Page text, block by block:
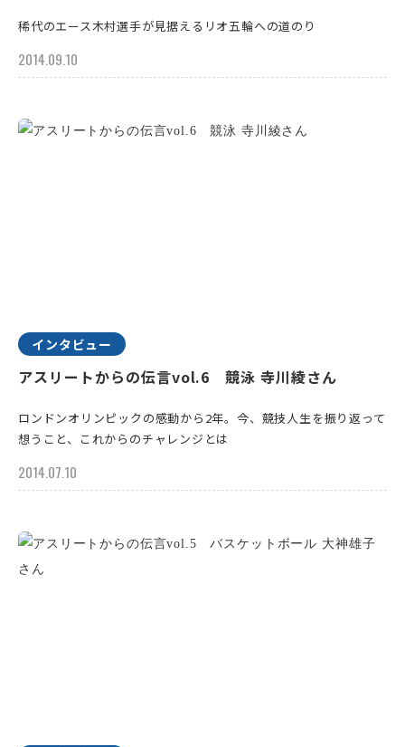
稀代のエース木村選手が見据えるリオ五輪への道のり
2014.09.10
インタビュー
アスリートからの伝言vol.6 競泳 寺川綾さん
ロンドンオリンピックの感動から2年。今、競技人生を振り返って
想うこと、これからのチャレンジとは
2014.07.10